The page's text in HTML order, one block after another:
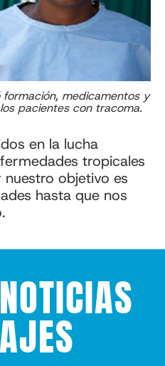
medicamentos y
pacientes con tracoma.
en la lucha
tropicales
objetivo es
hasta que nos